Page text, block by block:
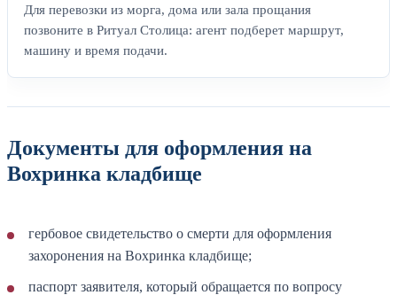
Для перевозки из морга, дома или зала прощания
позвоните в Ритуал Столица: агент подберет маршрут,
машину и время подачи.
Документы для оформления на
Вохринка кладбище
гербовое свидетельство о смерти для оформления
захоронения на Вохринка кладбище;
паспорт заявителя, который обращается по вопросу